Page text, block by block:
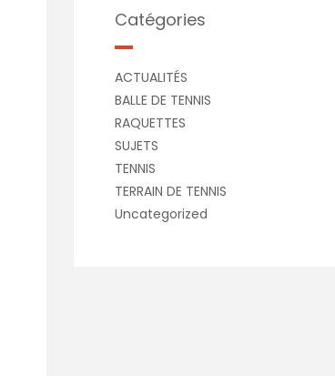
Catégories
ACTUALITÉS
BALLE DE TENNIS
RAQUETTES
SUJETS
TENNIS
TERRAIN DE TENNIS
Uncategorized